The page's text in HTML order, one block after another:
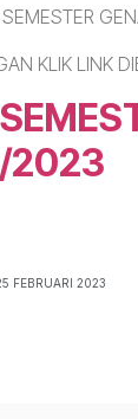
KLIK LINK
2023
FEBRUARI 2023